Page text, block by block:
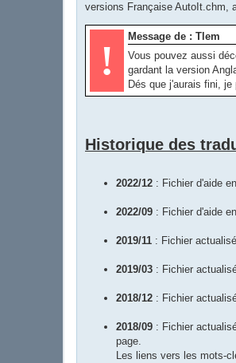
versions Française AutoIt.chm,
!
Message de : Tlem
Vous pouvez aussi
gardant la version
Dés que j'aurais fini,
Historique des
2022/12 : Fichier d'aide
2022/09 : Fichier d'aide
2019/11 : Fichier
2019/03 : Fichier
2018/12 : Fichier
2018/09 : Fichier
page.
Les liens vers les mots-